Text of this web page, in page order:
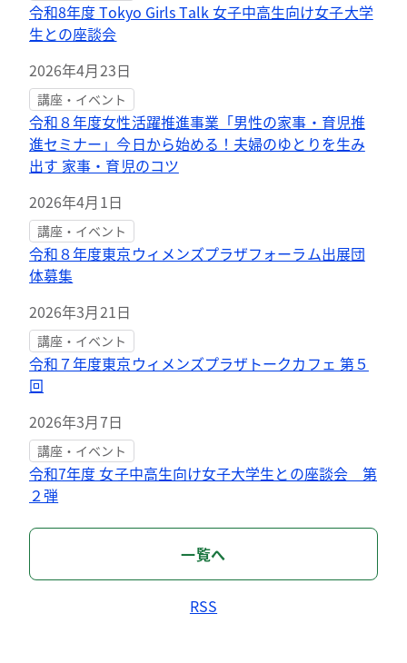
令和8年度 Tokyo Girls Talk 女子中高生向け女子大学
生との座談会
2026年4月23日
講座・イベント
令和８年度女性活躍推進事業「男性の家事・育児推
進セミナー」今日から始める！夫婦のゆとりを生み
出す 家事・育児のコツ
2026年4月1日
講座・イベント
令和８年度東京ウィメンズプラザフォーラム出展団
体募集
2026年3月21日
講座・イベント
令和７年度東京ウィメンズプラザトークカフェ 第５
回
2026年3月7日
講座・イベント
令和7年度 女子中高生向け女子大学生との座談会 第
２弾
一覧へ
RSS